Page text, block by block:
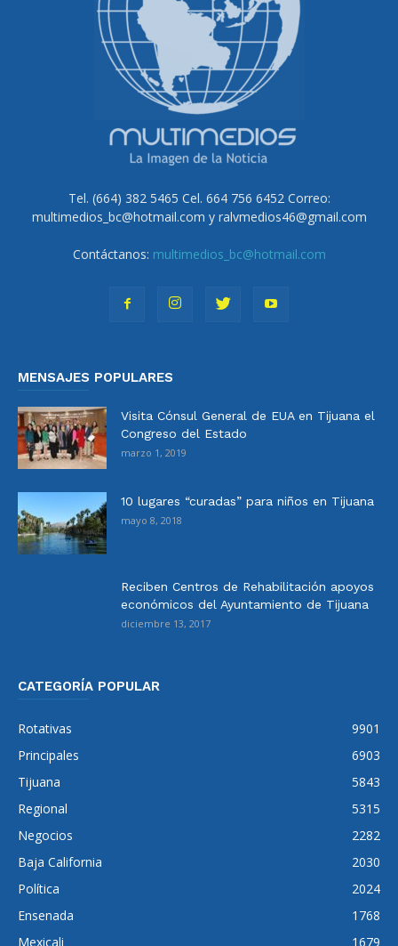
Tel. (664) 382 5465 Cel. 664 756 6452 Correo:
multimedios_bc@hotmail.com y ralvmedios46@gmail.com
Contáctanos: multimedios_bc@hotmail.com
MENSAJES POPULARES
Visita Cónsul General de EUA en Tijuana el
Congreso del Estado
marzo 1, 2019
10 lugares “curadas” para niños en Tijuana
mayo 8, 2018
Reciben Centros de Rehabilitación apoyos
económicos del Ayuntamiento de Tijuana
diciembre 13, 2017
CATEGORÍA POPULAR
Rotativas
9901
Principales
6903
Tijuana
5843
Regional
5315
Negocios
2282
Baja California
2030
Política
2024
Ensenada
1768
Mexicali
1679